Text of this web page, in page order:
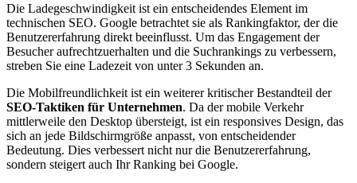
Die Ladegeschwindigkeit ist ein entscheidendes Element im
technischen SEO. Google betrachtet sie als Rankingfaktor, der die
Benutzererfahrung direkt beeinflusst. Um das Engagement der
Besucher aufrechtzuerhalten und die Suchrankings zu verbessern,
streben Sie eine Ladezeit von unter 3 Sekunden an.
Die Mobilfreundlichkeit ist ein weiterer kritischer Bestandteil der
SEO-Taktiken für Unternehmen. Da der mobile Verkehr
mittlerweile den Desktop übersteigt, ist ein responsives Design, das
sich an jede Bildschirmgröße anpasst, von entscheidender
Bedeutung. Dies verbessert nicht nur die Benutzererfahrung,
sondern steigert auch Ihr Ranking bei Google.